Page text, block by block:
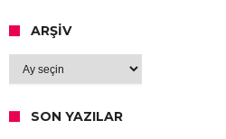
ARŞIV
SON YAZILAR